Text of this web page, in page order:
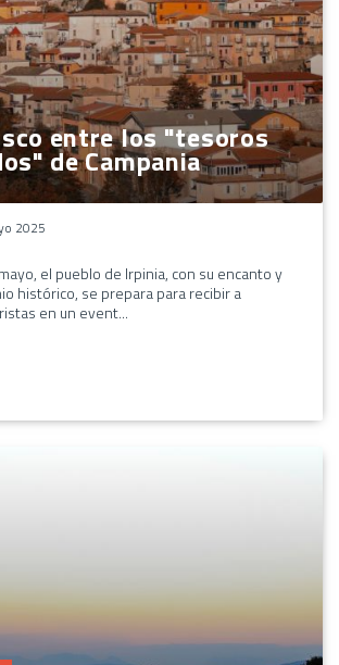
entre los "tesoros
de Campania
2025
el pueblo de Irpinia, con su encanto y
histórico, se prepara para recibir a
en un event...